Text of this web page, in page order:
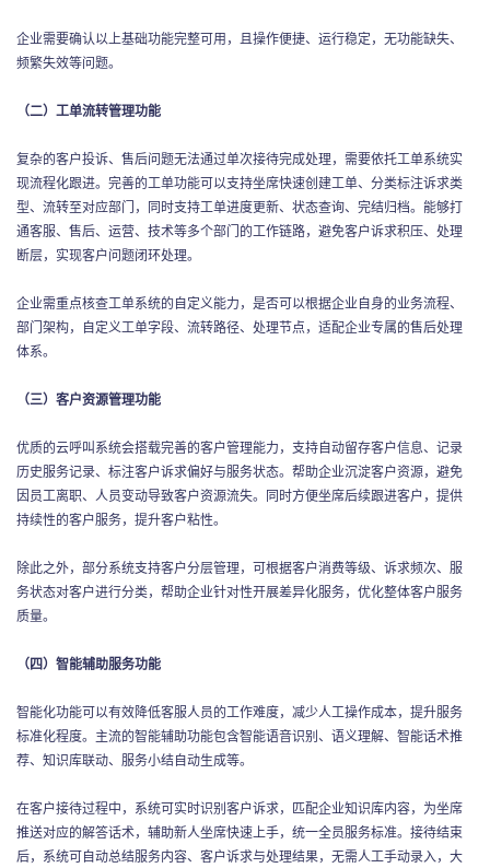
企业需要确认以上基础功能完整可用，且操作便捷、运行稳定，无功能缺失、
频繁失效等问题。
（二）工单流转管理功能
复杂的客户投诉、售后问题无法通过单次接待完成处理，需要依托工单系统实
现流程化跟进。完善的工单功能可以支持坐席快速创建工单、分类标注诉求类
型、流转至对应部门，同时支持工单进度更新、状态查询、完结归档。能够打
通客服、售后、运营、技术等多个部门的工作链路，避免客户诉求积压、处理
断层，实现客户问题闭环处理。
企业需重点核查工单系统的自定义能力，是否可以根据企业自身的业务流程、
部门架构，自定义工单字段、流转路径、处理节点，适配企业专属的售后处理
体系。
（三）客户资源管理功能
优质的云呼叫系统会搭载完善的客户管理能力，支持自动留存客户信息、记录
历史服务记录、标注客户诉求偏好与服务状态。帮助企业沉淀客户资源，避免
因员工离职、人员变动导致客户资源流失。同时方便坐席后续跟进客户，提供
持续性的客户服务，提升客户粘性。
除此之外，部分系统支持客户分层管理，可根据客户消费等级、诉求频次、服
务状态对客户进行分类，帮助企业针对性开展差异化服务，优化整体客户服务
质量。
（四）智能辅助服务功能
智能化功能可以有效降低客服人员的工作难度，减少人工操作成本，提升服务
标准化程度。主流的智能辅助功能包含智能语音识别、语义理解、智能话术推
荐、知识库联动、服务小结自动生成等。
在客户接待过程中，系统可实时识别客户诉求，匹配企业知识库内容，为坐席
推送对应的解答话术，辅助新人坐席快速上手，统一全员服务标准。接待结束
后，系统可自动总结服务内容、客户诉求与处理结果，无需人工手动录入，大